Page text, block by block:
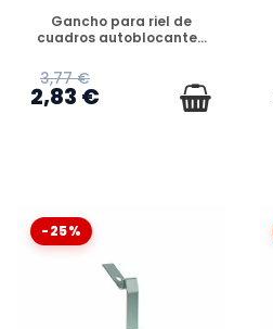
DISPONIBLE
Gancho para riel de
cuadros autoblocante...
3,77 €
2,83 €
-25%